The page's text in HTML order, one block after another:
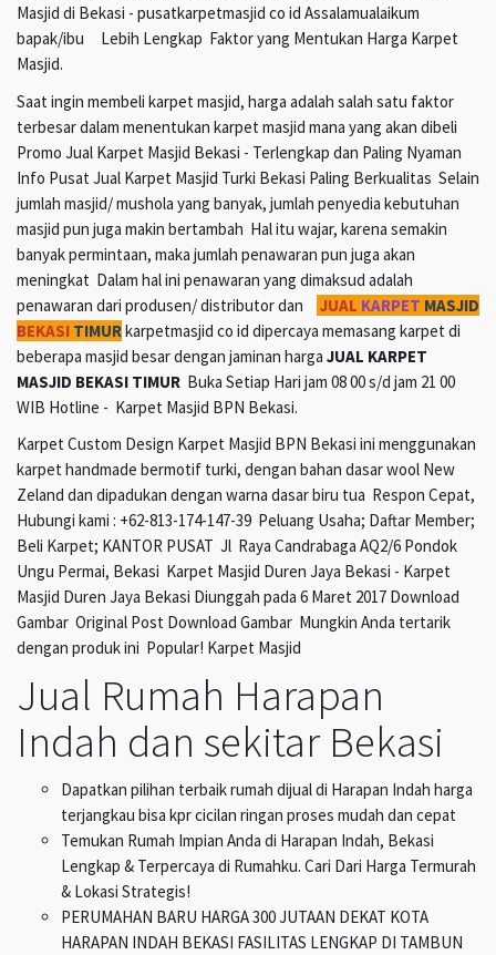
Masjid di Bekasi - pusatkarpetmasjid co id Assalamualaikum
bapak/ibu Lebih Lengkap Faktor yang Mentukan Harga Karpet
Masjid.
Saat ingin membeli karpet masjid, harga adalah salah satu faktor
terbesar dalam menentukan karpet masjid mana yang akan dibeli
Promo Jual Karpet Masjid Bekasi - Terlengkap dan Paling Nyaman
Info Pusat Jual Karpet Masjid Turki Bekasi Paling Berkualitas Selain
jumlah masjid/ mushola yang banyak, jumlah penyedia kebutuhan
masjid pun juga makin bertambah Hal itu wajar, karena semakin
banyak permintaan, maka jumlah penawaran pun juga akan
meningkat Dalam hal ini penawaran yang dimaksud adalah
penawaran dari produsen/ distributor dan
JUAL KARPET MASJID
BEKASI TIMURkarpetmasjid co id dipercaya memasang karpet di
beberapa masjid besar dengan jaminan harga JUAL KARPET
MASJID BEKASI TIMUR Buka Setiap Hari jam 08 00 s/d jam 21 00
WIB Hotline - Karpet Masjid BPN Bekasi.
Karpet Custom Design Karpet Masjid BPN Bekasi ini menggunakan
karpet handmade bermotif turki, dengan bahan dasar wool New
Zeland dan dipadukan dengan warna dasar biru tua Respon Cepat,
Hubungi kami : +62-813-174-147-39 Peluang Usaha; Daftar Member;
Beli Karpet; KANTOR PUSAT Jl Raya Candrabaga AQ2/6 Pondok
Ungu Permai, Bekasi Karpet Masjid Duren Jaya Bekasi - Karpet
Masjid Duren Jaya Bekasi Diunggah pada 6 Maret 2017 Download
Gambar Original Post Download Gambar Mungkin Anda tertarik
dengan produk ini Popular! Karpet Masjid
Jual Rumah Harapan
Indah dan sekitar Bekasi
Dapatkan pilihan terbaik rumah dijual di Harapan Indah harga
terjangkau bisa kpr cicilan ringan proses mudah dan cepat
Temukan Rumah Impian Anda di Harapan Indah, Bekasi
Lengkap & Terpercaya di Rumahku. Cari Dari Harga Termurah
& Lokasi Strategis!
PERUMAHAN BARU HARGA 300 JUTAAN DEKAT KOTA
HARAPAN INDAH BEKASI FASILITAS LENGKAP DI TAMBUN